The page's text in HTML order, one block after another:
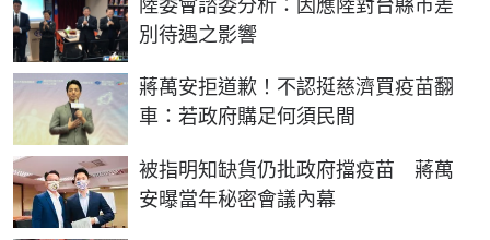
陸委會諮委分析：因應陸對台縣市差
別待遇之影響
蔣萬安拒道歉！不認挺慈濟買疫苗翻
車：若政府購足何須民間
被指明知缺貨仍批政府擋疫苗 蔣萬
安曝當年秘密會議內幕